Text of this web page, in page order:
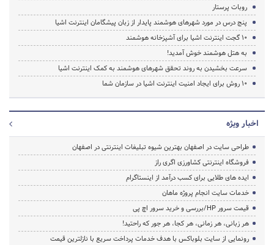
روبات پرستار
پنج درس در مورد شهرهای هوشمند پایدار از زبان پیشگامان اینترنت اشیا
۱۰ گجت اینترنت اشیا برای آشپزخانه هوشمند
به هتل هوشمند خوش آمدید!
سرعت بخشیدن به روند تحقق شهرهای هوشمند به کمک اینترنت اشیا
۱۰ روش برای ایجاد امنیت اینترنت اشیا در سازمان شما
اخبار ویژه
طراحی سایت در اصفهان بهترین شیوه تبلیغات اینترنتی در اصفهان
فروشگاه اینترنتی کشاورزی اگری راز
ایده های طلایی برای کسب درآمد از اینستاگرام
خدمات سایت انجام پروژه ماهان
قیمت سرور HP/بررسی و خرید سرور اچ پی
هر زبانی، هر زمانی، هر کجا، هر جور که راحتید!
رونمایی از سایت بلوباکس با هدف خدمات پرداخت سریع با نازلترین قیمت